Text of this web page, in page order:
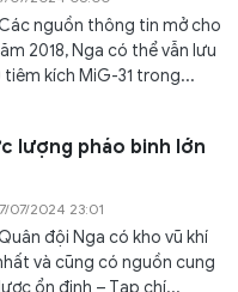
nguồn thông tin mở cho
2018, Nga có thể vẫn lưu
tiêm kích MiG-31 trong...
lượng pháo binh lớn
07/2024 23:01
đội Nga có kho vũ khí
và cũng có nguồn cung